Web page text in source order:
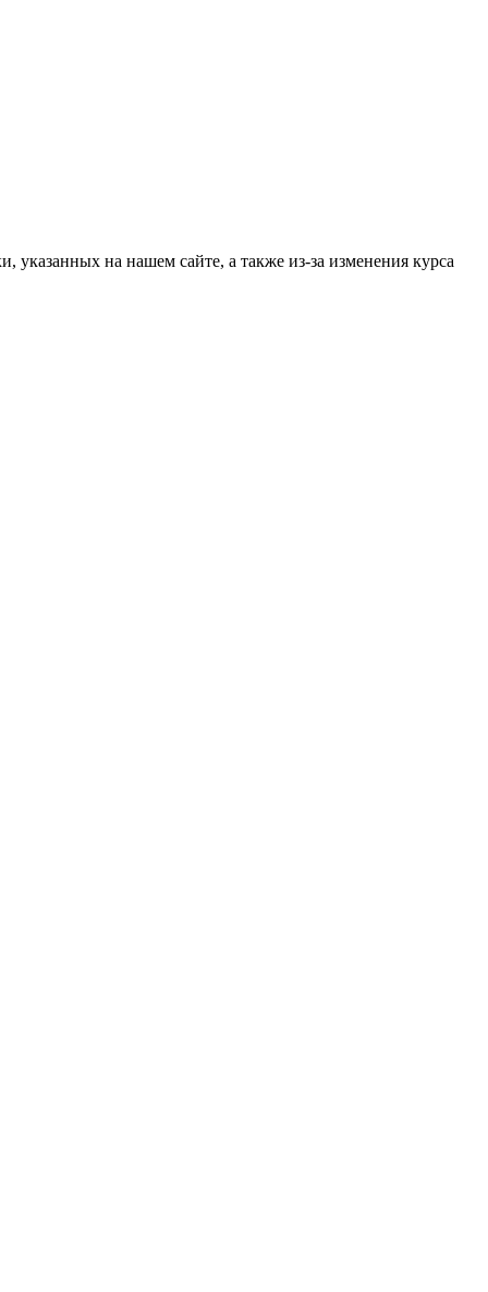
указанных на нашем сайте, а также из-за изменения курса